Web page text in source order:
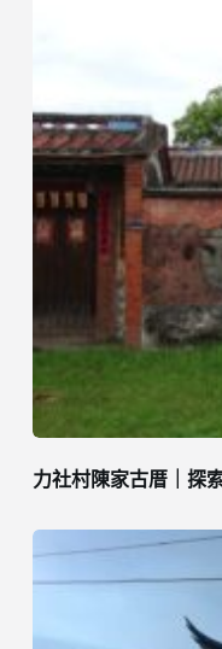
力社村陳家古厝｜探